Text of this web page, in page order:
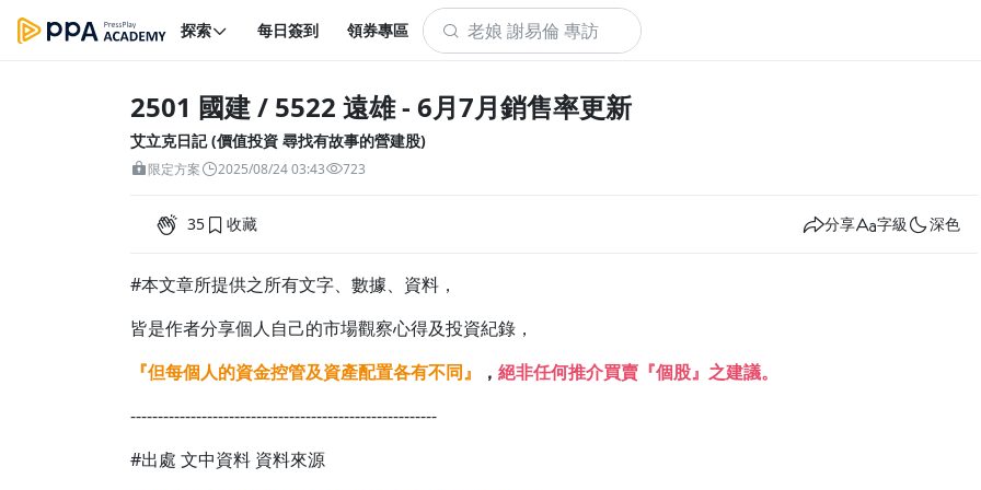
探索 每日簽到 領券專區
2501 國建 / 5522 遠雄 - 6月7月銷售率更新
艾立克日記 (價值投資 尋找有故事的營建股)
限定方案 2025/08/24 03:43 723
35 收藏 分享 字級 深色
#本文章所提供之所有文字、數據、資料，
皆是作者分享個人自己的市場觀察心得及投資紀錄，
『但每個人的資金控管及資產配置各有不同』
， 絕非任何推介買賣『個股』之建議。
--------------------------------------------------------
#出處 文中資料 資料來源